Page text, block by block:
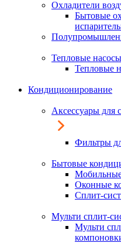
Охладители
Бытовые
Тепловые насосы
Тепловые
Кондиционирование
Аксессуары для
Фильтры
Бытовые
Оконные
Сплит-
Мульти сплит-
Мульти